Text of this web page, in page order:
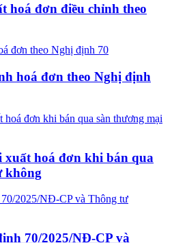
hoá đơn điều chỉnh theo
hoá đơn theo Nghị định
xuất hoá đơn khi bán qua
không
70/2025/NĐ-CP và